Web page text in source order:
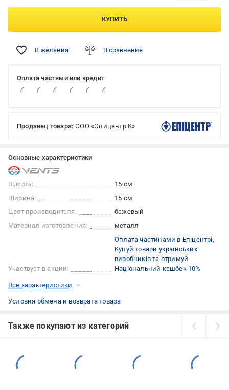
КУПИТЬ
В желания В сравнение
Оплата частями или кредит
Продавец товара: ООО «Эпицентр К»
Основные характеристики
Высота:
15 см
Ширина:
15 см
Цвет производителя:
бежевый
Материал изготовления:
металл
Участвует в акции:
Оплата частинами в Епіцентрі
Купуй товари українських
виробників та отримуй
Національний кешбек 10%
Все характеристики
Условия обмена и возврата товара
Также покупают из категорий